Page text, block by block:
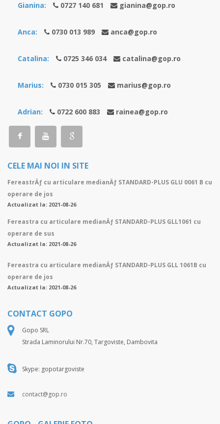
Gianina: 0727 140 681 gianina@gop.ro
Anca: 0730 013 989 anca@gop.ro
Catalina: 0725 346 034 catalina@gop.ro
Marius: 0730 015 305 marius@gop.ro
Adrian: 0722 600 883 rainea@gop.ro
CELE MAI NOI IN SITE
FereastrÄƒ cu articulare medianÄƒ STANDARD-PLUS GLU 0061 B cu
operare de jos
Actualizat la: 2021-08-26
Fereastra cu articulare medianÄƒ STANDARD-PLUS GLL1061 cu
operare de sus
Actualizat la: 2021-08-26
Fereastra cu articulare medianÄƒ STANDARD-PLUS GLL 1061B cu
operare de jos
Actualizat la: 2021-08-26
CONTACT GOPO
Gopo SRL
Strada Laminorului Nr.70, Targoviste, Dambovita
Skype: gopotargoviste
contact@gop.ro